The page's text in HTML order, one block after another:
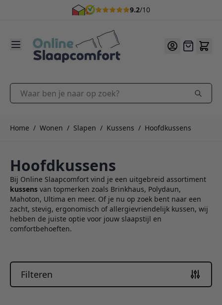
5% korting na inschrijving nieuwsbrief *
9.2/10
Offerte
Waar ben je naar op zoek?
Home / Wonen / Slapen / Kussens / Hoofdkussens
Hoofdkussens
Bij Online Slaapcomfort vind je een uitgebreid assortiment
kussens van topmerken zoals Brinkhaus, Polydaun,
Mahoton, Ultima en meer. Of je nu op zoek bent naar een
zacht, stevig, ergonomisch of allergievriendelijk kussen, wij
hebben de juiste optie voor jouw slaapstijl en
comfortbehoeften.
Filteren